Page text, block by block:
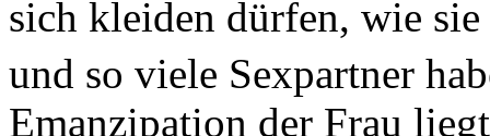
sich kleiden dürfen, wie
und so viele Sexpartner
Emanzipation der Frau